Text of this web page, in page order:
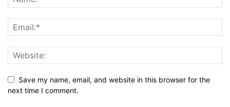
Save my name, email, and website in this browser for the
next time I comment.